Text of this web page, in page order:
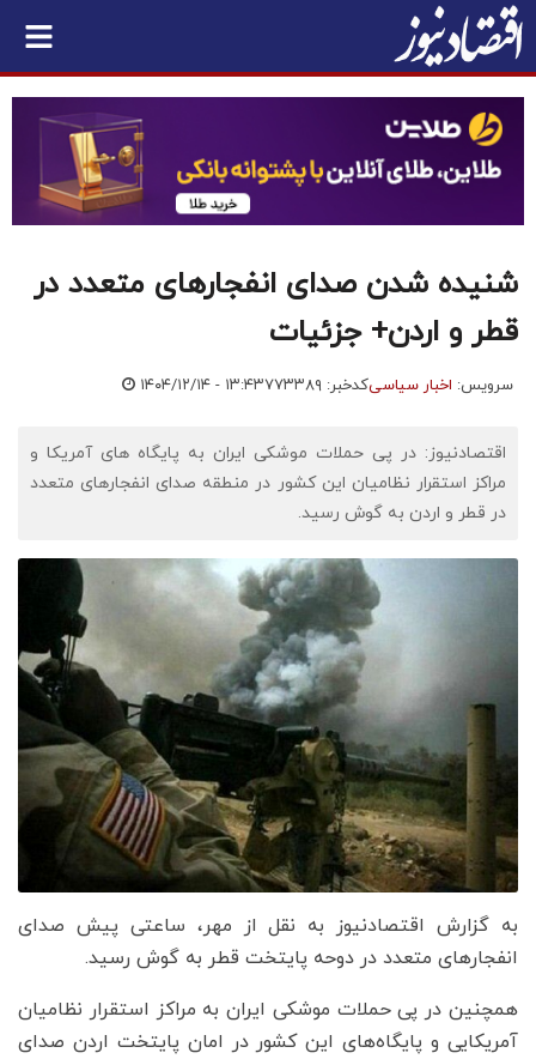
شنیده شدن صدای انفجارهای متعدد در
قطر و اردن+ جزئیات
سرویس: اخبار سیاسیکدخبر: ۷۷۳۳۸۹ ۱۴۰۴/۱۲/۱۴ - ۱۳:۴۳
اقتصادنیوز: در پی حملات موشکی ایران به پایگاه های آمریکا و
مراکز استقرار نظامیان این کشور در منطقه صدای انفجارهای متعدد
در قطر و اردن به گوش رسید.
به گزارش اقتصادنیوز به نقل از مهر، ساعتی پیش صدای
انفجارهای متعدد در دوحه پایتخت قطر به گوش رسید.
همچنین در پی حملات موشکی ایران به مراکز استقرار نظامیان
آمریکایی و پایگاه‌های این کشور در امان پایتخت اردن صدای